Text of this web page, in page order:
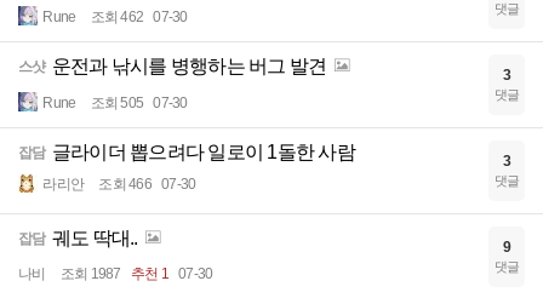
Rune 조회 462 07-30 댓글
스샷 운전과 낚시를 병행하는 버그 발견
Rune 조회 505 07-30
3
댓글
잡담 글라이더 뽑으려다 일로이 1돌한 사람
라리안 조회 466 07-30
3
댓글
잡담 궤도 딱대..
나비 조회 1987 추천 1 07-30
9
댓글